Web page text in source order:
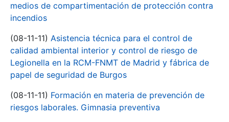
medios de compartimentación de protección contra
incendios
(08-11-11) Asistencia técnica para el control de
calidad ambiental interior y control de riesgo de
Legionella en la RCM-FNMT de Madrid y fábrica de
papel de seguridad de Burgos
(08-11-11) Formación en materia de prevención de
riesgos laborales. Gimnasia preventiva